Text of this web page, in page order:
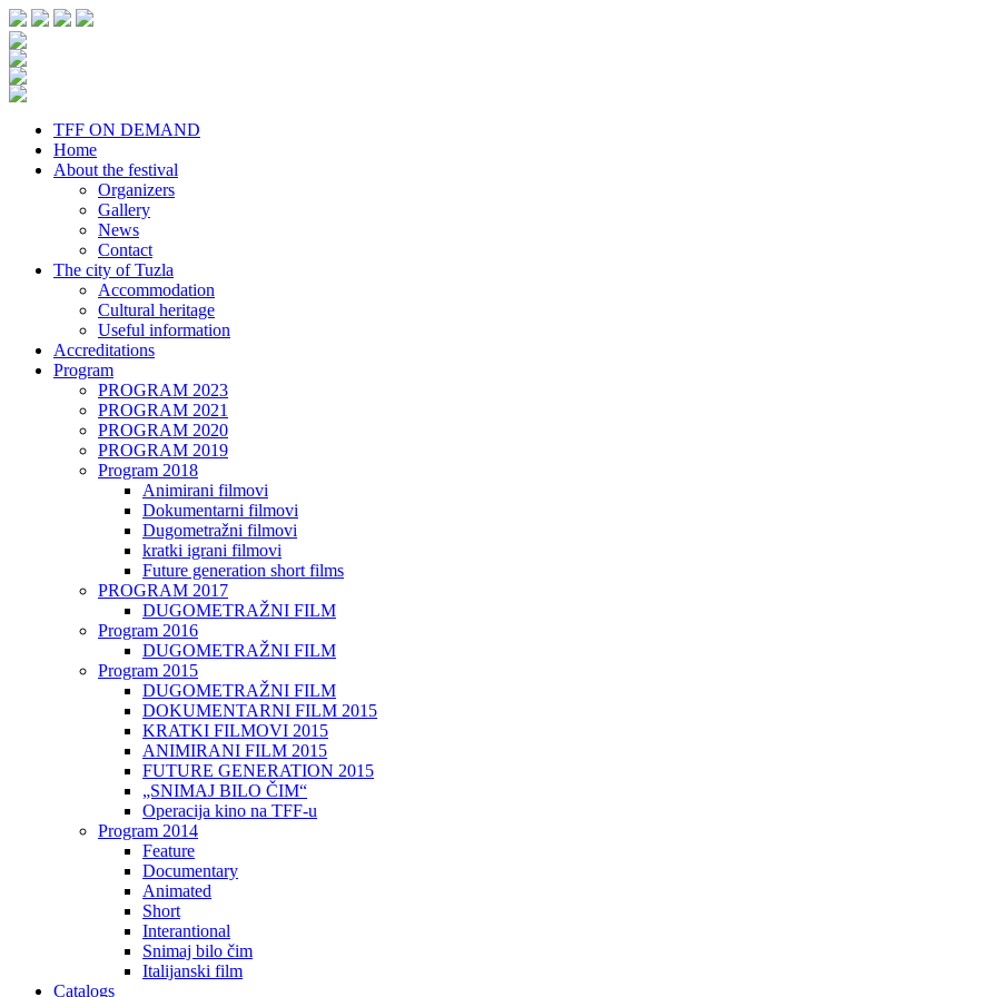
TFF ON DEMAND
Home
About the festival
Organizers
Gallery
News
Contact
The city of Tuzla
Accommodation
Cultural heritage
Useful information
Accreditations
Program
PROGRAM 2023
PROGRAM 2021
PROGRAM 2020
PROGRAM 2019
Program 2018
Animirani filmovi
Dokumentarni filmovi
Dugometražni filmovi
kratki igrani filmovi
Future generation short films
PROGRAM 2017
DUGOMETRAŽNI FILM
Program 2016
DUGOMETRAŽNI FILM
Program 2015
DUGOMETRAŽNI FILM
DOKUMENTARNI FILM 2015
KRATKI FILMOVI 2015
ANIMIRANI FILM 2015
FUTURE GENERATION 2015
„SNIMAJ BILO ČIM“
Operacija kino na TFF-u
Program 2014
Feature
Documentary
Animated
Short
Interantional
Snimaj bilo čim
Italijanski film
Catalogs